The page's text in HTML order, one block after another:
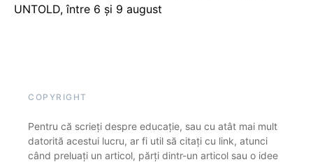
UNTOLD, între 6 și 9 august
COPYRIGHT
Pentru că scrieți despre educație, sau cu atât mai mult
datorită acestui lucru, ar fi util să citați cu link, atunci
când preluați un articol, părți dintr-un articol sau o idee